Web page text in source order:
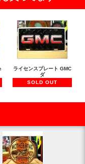
ライセンスプレート GMC
ダ
SOLD OUT